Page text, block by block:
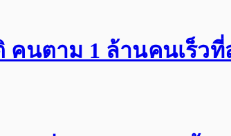
คนตาม 1 ล้านคนเร็วที่